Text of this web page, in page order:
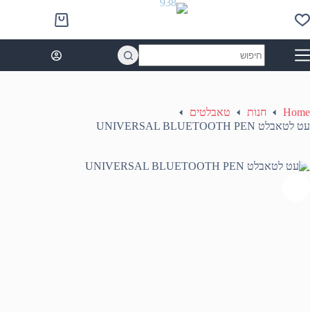
to
content
Shopping
cart
results
Home חנות
טאבלטים
עט לטאבלט UNIVERSAL BLUETOOTH PEN